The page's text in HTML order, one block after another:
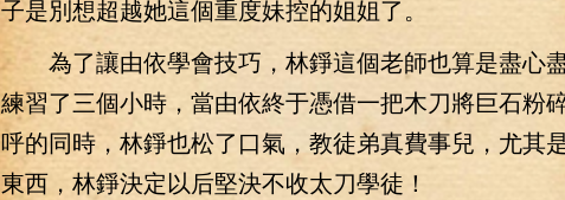
子是別想超越她這個重度妹控的姐姐了。
為了讓由依學會技巧，林錚這個老師也算是盡心
練習了三個小時，當由依終于憑借一把木刀將巨石粉
呼的同時，林錚也松了口氣，教徒弟真費事兒，尤其
東西，林錚決定以后堅決不收太刀學徒！